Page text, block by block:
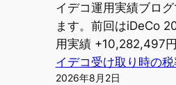
イデコ運用実績ブロ
ます。前回はiDeCo
用実績 +10,282,497
イデコ受け取り時の
2026年8月2日